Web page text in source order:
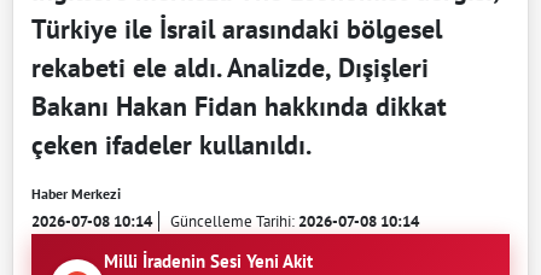
Türkiye ile İsrail arasındaki bölgesel
rekabeti ele aldı. Analizde, Dışişleri
Bakanı Hakan Fidan hakkında dikkat
çeken ifadeler kullanıldı.
Haber Merkezi
2026-07-08 10:14 Güncelleme Tarihi:2026-07-08 10:14
Milli İradenin Sesi Yeni Akit